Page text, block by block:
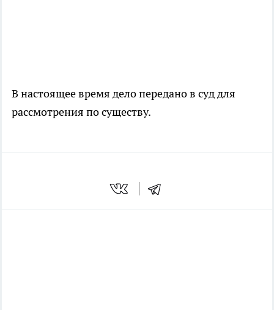
В настоящее время дело передано в суд для
рассмотрения по существу.